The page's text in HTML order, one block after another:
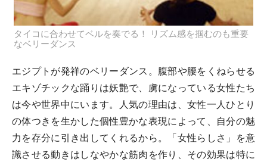
タイコに合わせてベルを奏でる！ リズム感を掴むのも重要
なベリーダンス
エジプトが発祥のベリーダンス。腹部や腰をくねらせる
エキゾチックな踊りは妖艶で、虜になっている女性たち
は今や世界中にいます。人気の理由は、女性一人ひとり
の体つきを生かした個性豊かな表現によって、自分の魅
力を存分に引き出してくれるから。「女性らしさ」を意
識させる動きはしなやかな筋肉を作り、その効果は特に